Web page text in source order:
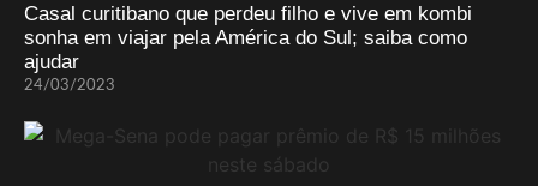
Casal curitibano que perdeu filho e vive em kombi
sonha em viajar pela América do Sul; saiba como
ajudar
24/03/2023